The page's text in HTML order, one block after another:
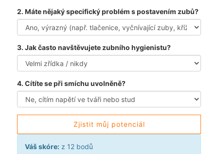
2. Máte nějaký specifický problém s postavením zubů?
3. Jak často navštěvujete zubního hygienistu?
4. Cítíte se při smíchu uvolněně?
Zjistit můj potenciál
Váš skóre: z 12 bodů